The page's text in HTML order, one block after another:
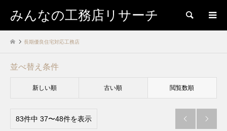
みんなの工務店リサーチ 検索
長期優良住宅対応工務店
並べ替え条件
新しい順 古い順 閲覧数順
83件中 37〜48件を表示  